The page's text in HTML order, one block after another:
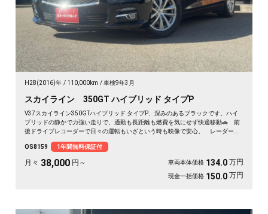
H28(2016)年 110,000km 車検9年3月
スカイライン 350GT ハイブリッド タイプP
V37スカイライン350GTハイブリッド タイプP、深みのあるブラックです。ハイ
ブリッドの静かで力強い走りで、通勤も長距離も燃費を気にせず快適移動🚗 前
後ドライブレコーダーで日々の運転もいざという時も映像で安心。 レーダーク
と停められます。 仕事帰りにふらっと遠出したくなる、そんな相棒です✨ 高
級セダンがお値打ち、《1年保証付》で気持ちよく乗り出せます💫👍
OS8159 1年間無料保証付
月々 38,000 円～ 車両本体価格 134.0 万円
現金一括価格 150.0 万円